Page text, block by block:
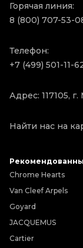
Горячая линия:
8 (800) 707-53-
Телефон:
+7 (499) 501-11-
Адрес: 117105,
Найти нас на
Chrome Hearts
Van Cleef Arpels
Goyard
JACQUEMUS
Cartier